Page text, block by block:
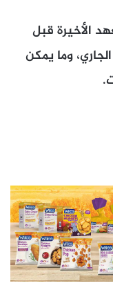
الأخيرة قبل
ما بعد 31 تشرين الجاري، وما يمكن